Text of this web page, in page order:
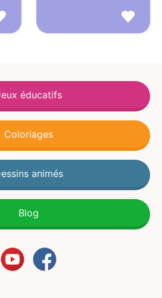
éducatifs
Coloriages
animés
Blog